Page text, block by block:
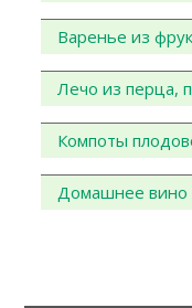
Варенье из
Лечо из перца,
Компоты
Домашнее вино